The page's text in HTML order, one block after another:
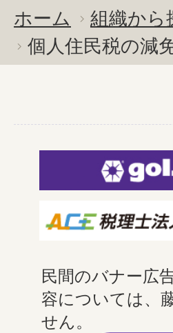
ホーム 組織から
個人住民税の減
民間のバナー広
容については、
せん。